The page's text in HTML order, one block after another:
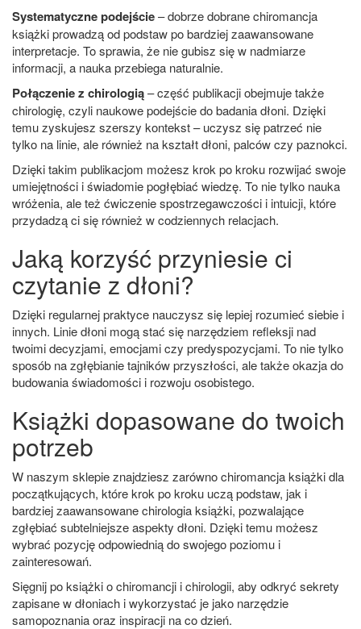
Systematyczne podejście– dobrze dobrane chiromancja
książki prowadzą od podstaw po bardziej zaawansowane
interpretacje. To sprawia, że nie gubisz się w nadmiarze
informacji, a nauka przebiega naturalnie.
Połączenie z chirologią– część publikacji obejmuje także
chirologię, czyli naukowe podejście do badania dłoni. Dzięki
temu zyskujesz szerszy kontekst – uczysz się patrzeć nie
tylko na linie, ale również na kształt dłoni, palców czy paznokci.
Dzięki takim publikacjom możesz krok po kroku rozwijać swoje
umiejętności i świadomie pogłębiać wiedzę. To nie tylko nauka
wróżenia, ale też ćwiczenie spostrzegawczości i intuicji, które
przydadzą ci się również w codziennych relacjach.
Jaką korzyść przyniesie ci
czytanie z dłoni?
Dzięki regularnej praktyce nauczysz się lepiej rozumieć siebie i
innych. Linie dłoni mogą stać się narzędziem refleksji nad
twoimi decyzjami, emocjami czy predyspozycjami. To nie tylko
sposób na zgłębianie tajników przyszłości, ale także okazja do
budowania świadomości i rozwoju osobistego.
Książki dopasowane do twoich
potrzeb
W naszym sklepie znajdziesz zarówno chiromancja książki dla
początkujących, które krok po kroku uczą podstaw, jak i
bardziej zaawansowane chirologia książki, pozwalające
zgłębiać subtelniejsze aspekty dłoni. Dzięki temu możesz
wybrać pozycję odpowiednią do swojego poziomu i
zainteresowań.
Sięgnij po książki o chiromancji i chirologii, aby odkryć sekrety
zapisane w dłoniach i wykorzystać je jako narzędzie
samopoznania oraz inspiracji na co dzień.